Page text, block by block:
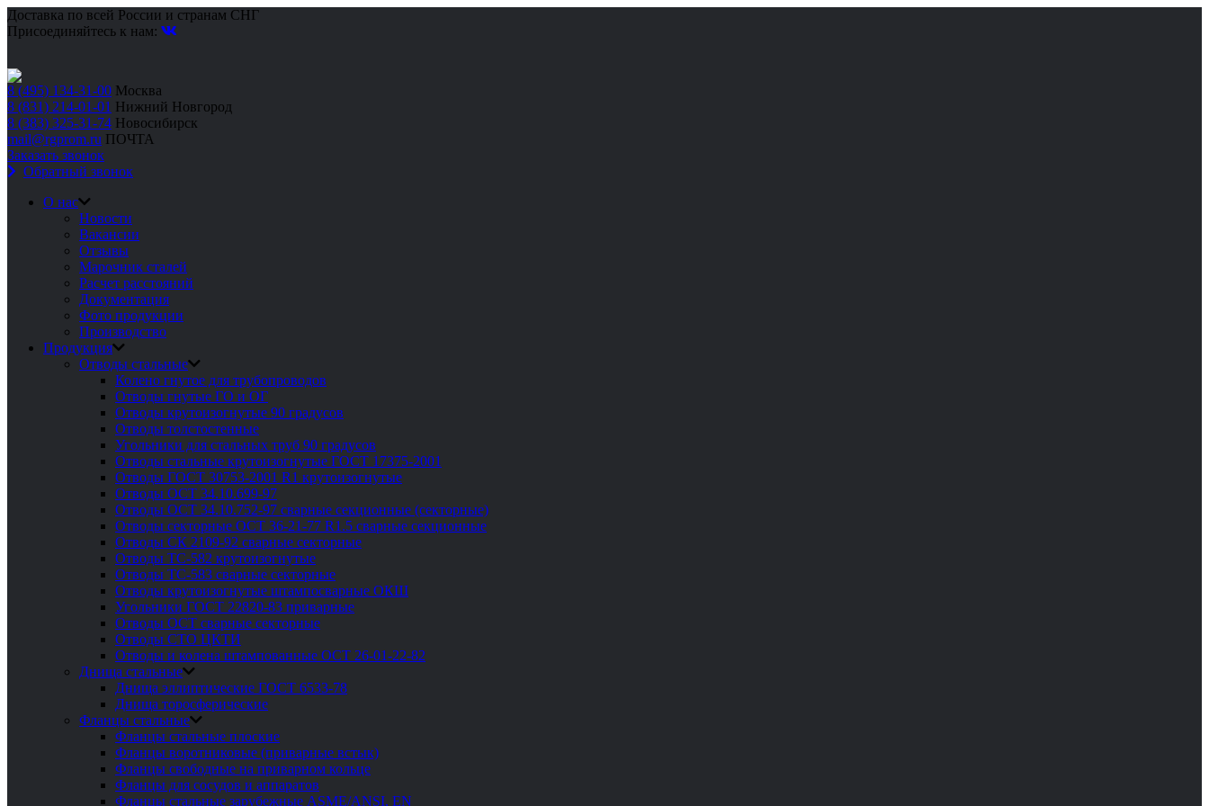
Доставка по всей России и странам СНГ
Присоединяйтесь к нам:
8 (495) 134-31-00 Москва
8 (831) 214-01-01 Нижний Новгород
8 (383) 325-31-74 Новосибирск
mail@rgprom.ru ПОЧТА
Заказать звонок
Обратный звонок
О нас
Новости
Вакансии
Отзывы
Марочник сталей
Расчет расстояний
Документация
Фото продукции
Производство
Продукция
Отводы стальные
Колено гнутое для трубопроводов
Отводы гнутые ГО и ОГ
Отводы крутоизогнутые 90 градусов
Отводы толстостенные
Угольники для стальных труб 90 градусов
Отводы стальные крутоизогнутые ГОСТ 17375-2001
Отводы ГОСТ 30753-2001 R1 крутоизогнутые
Отводы ОСТ 34.10.699-97
Отводы ОСТ 34.10.752-97 сварные секционные (секторные)
Отводы секторные ОСТ 36-21-77 R1.5 сварные секционные
Отводы СК 2109-92 сварные секторные
Отводы ТС-582 крутоизогнутые
Отводы ТС-583 сварные секторные
Отводы крутоизогнутые штампосварные ОКШ
Угольники ГОСТ 22820-83 приварные
Отводы ОСТ сварные секторные
Отводы СТО ЦКТИ
Отводы и колена штампованные ОСТ 26-01-22-82
Днища стальные
Днища эллиптические ГОСТ 6533-78
Днища торосферические
Фланцы стальные
Фланцы стальные плоские
Фланцы воротниковые (приварные встык)
Фланцы свободные на приварном кольце
Фланцы для сосудов и аппаратов
Фланцы стальные зарубежные ASME/ANSI, EN